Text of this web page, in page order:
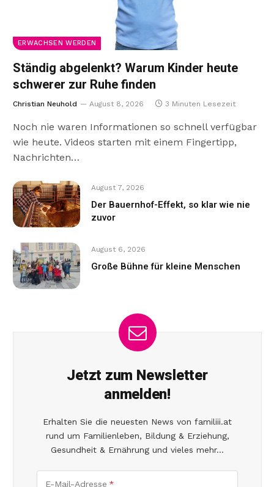
ERWACHSEN WERDEN
Ständig abgelenkt? Warum Kinder heute
schwerer zur Ruhe finden
Christian Neuhold August 8, 2026 3 Minuten Lesezeit
Noch nie waren Informationen so schnell verfügbar
wie heute. Videos starten mit einem Fingertipp,
Nachrichten…
August 7, 2026
Der Bauernhof-Effekt, so klar wie nie
zuvor
August 6, 2026
Große Bühne für kleine Menschen
Jetzt zum Newsletter
anmelden!
Erhalten Sie die neuesten News von familiii.at
rund um Familienleben, Bildung & Erziehung,
Gesundheit & Ernährung und vieles mehr...
E-Mail-Adresse